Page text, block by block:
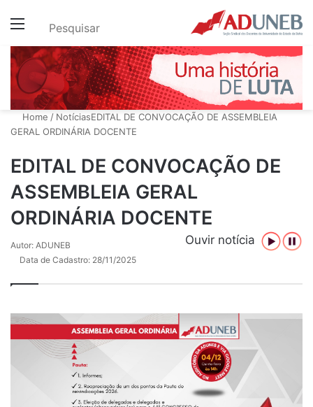
Menu Pesquisar
Home / NotíciasEDITAL DE CONVOCAÇÃO DE ASSEMBLEIA
GERAL ORDINÁRIA DOCENTE
EDITAL DE CONVOCAÇÃO DE
ASSEMBLEIA GERAL
ORDINÁRIA DOCENTE
Ouvir notícia
Autor: ADUNEB
Data de Cadastro: 28/11/2025